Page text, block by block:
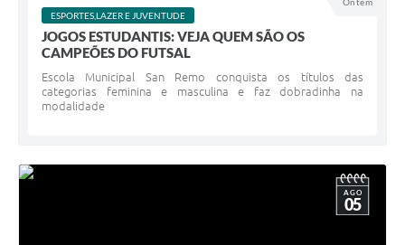
ESPORTES,LAZER E JUVENTUDE
JOGOS ESTUDANTIS: VEJA QUEM SÃO OS
CAMPEÕES DO FUTSAL
Escola Municipal San Remo conquista os títulos das
categorias feminina e masculina e faz dobradinha na
modalidade
AGO
05